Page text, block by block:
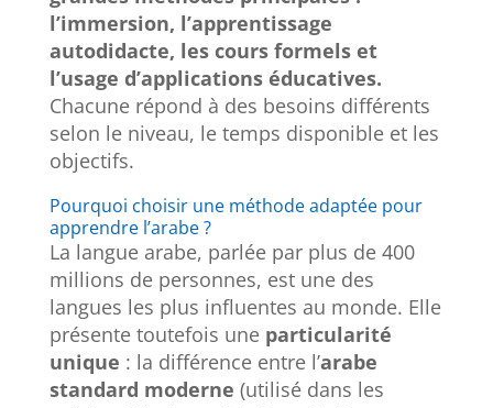
l’immersion, l’apprentissage
autodidacte, les cours formels et
l’usage d’applications éducatives.
Chacune répond à des besoins différents
selon le niveau, le temps disponible et les
objectifs.
Pourquoi choisir une méthode adaptée pour
apprendre l’arabe ?
La langue arabe, parlée par plus de 400
millions de personnes, est une des
langues les plus influentes au monde. Elle
présente toutefois une particularité
unique : la différence entre l’arabe
standard moderne (utilisé dans les